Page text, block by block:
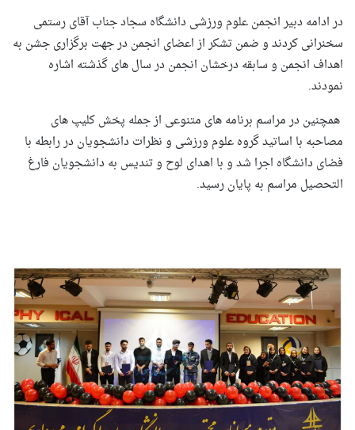
در ادامه دبیر انجمن علوم ورزشی دانشگاه سجاد جناب آقای رستمی
سخنرانی کردند و ضمن تشکر از اعضای انجمن در جهت برگزاری جشن به
اهداف انجمن و سابقه درخشان انجمن در سال های گذشته اشاره
نمودند.
همچنین در مراسم برنامه‌ های متنوعی از جمله پخش کلیپ های
مصاحبه با اساتید گروه علوم ورزشی و نظرات دانشجویان در رابطه با
فضای دانشگاه اجرا شد و با اهدای لوح و تندیس به دانشجویان فارغ
التحصیل مراسم به پایان رسید.